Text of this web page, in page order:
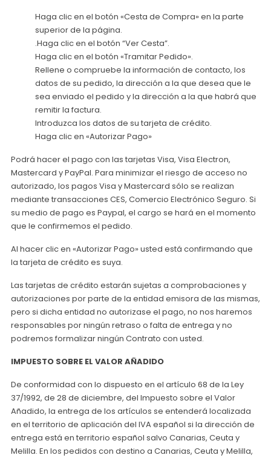
Haga clic en el botón «Cesta de Compra» en la parte
superior de la página.
.Haga clic en el botón “Ver Cesta”.
Haga clic en el botón «Tramitar Pedido».
Rellene o compruebe la información de contacto, los
datos de su pedido, la dirección a la que desea que le
sea enviado el pedido y la dirección a la que habrá que
remitir la factura.
Introduzca los datos de su tarjeta de crédito.
Haga clic en «Autorizar Pago»
Podrá hacer el pago con las tarjetas Visa, Visa Electron,
Mastercard y PayPal. Para minimizar el riesgo de acceso no
autorizado, los pagos Visa y Mastercard sólo se realizan
mediante transacciones CES, Comercio Electrónico Seguro. Si
su medio de pago es Paypal, el cargo se hará en el momento
que le confirmemos el pedido.
Al hacer clic en «Autorizar Pago» usted está confirmando que
la tarjeta de crédito es suya.
Las tarjetas de crédito estarán sujetas a comprobaciones y
autorizaciones por parte de la entidad emisora de las mismas,
pero si dicha entidad no autorizase el pago, no nos haremos
responsables por ningún retraso o falta de entrega y no
podremos formalizar ningún Contrato con usted.
IMPUESTO SOBRE EL VALOR AÑADIDO
De conformidad con lo dispuesto en el artículo 68 de la Ley
37/1992, de 28 de diciembre, del Impuesto sobre el Valor
Añadido, la entrega de los artículos se entenderá localizada
en el territorio de aplicación del IVA español si la dirección de
entrega está en territorio español salvo Canarias, Ceuta y
Melilla. En los pedidos con destino a Canarias, Ceuta y Melilla,